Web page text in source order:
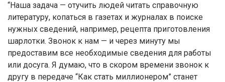
“Наша задача — отучить людей читать справочную
литературу, копаться в газетах и журналах в поиске
нужных сведений, например, рецепта приготовления
шарлотки. Звонок к нам — и через минуту мы
предоставим все необходимые сведения для работы
или досуга. Я думаю, что в скором времени звонок к
другу в передаче “Как стать миллионером” станет